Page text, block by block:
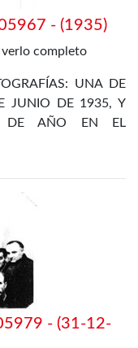
- (1935)
verlo completo
UNA DE
JUNIO DE 1935, Y
DE AÑO EN EL
- (31-12-